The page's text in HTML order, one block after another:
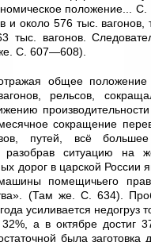
положение...
и около 576 тыс. вагонов,
вагонов.
С. 607—608).
общее положение
рельсов,
сокращение
путей, всё
ситуацию на
дорог в царской России
помещичьего
(Там же. С. 634).
усиливается недогруз
а в октябре достиг
была заготовка